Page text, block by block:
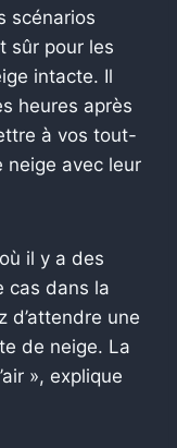
scénarios
sûr pour les
intacte. Il
heures après
à vos tout-
neige avec leur
il y a des
cas dans la
d’attendre une
de neige. La
», explique